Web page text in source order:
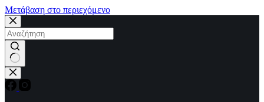
Μετάβαση στο περιεχόμενο
No
results